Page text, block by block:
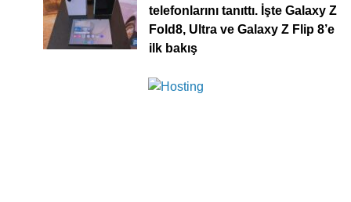
telefonlarını tanıttı. İşte Galaxy Z
Fold8, Ultra ve Galaxy Z Flip 8’e
ilk bakış